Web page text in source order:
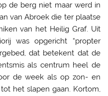
de berg niet maar werd in
van Abroek die ter plaatse
van het Heilig Graf. Uit
was opgericht “propter
dat betekent dat de
als centrum heel de
de week als op zon- en
het slapen gaan. Kortom,